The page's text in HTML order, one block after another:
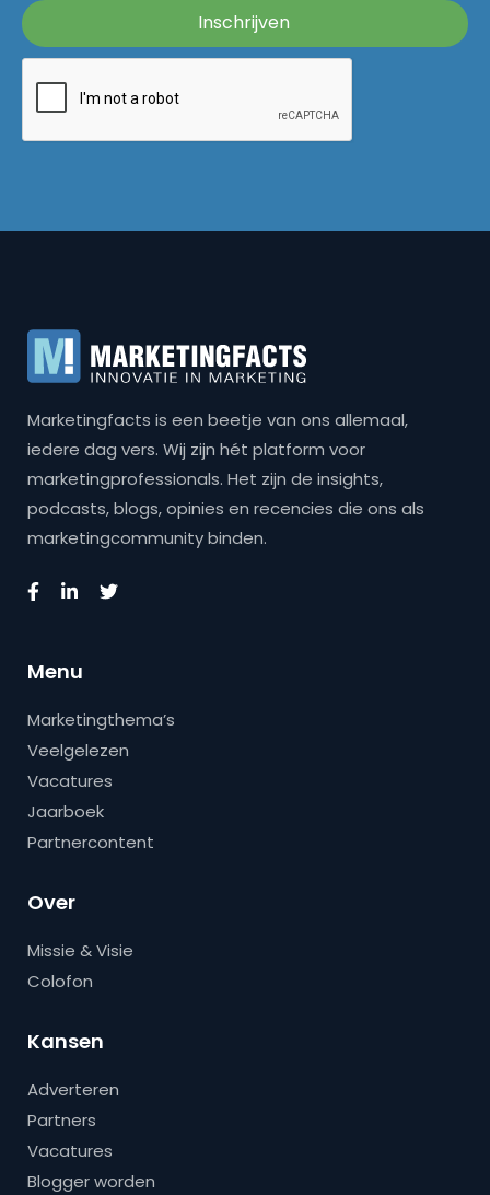
Marketingfacts is een beetje van ons allemaal,
iedere dag vers. Wij zijn hét platform voor
marketingprofessionals. Het zijn de insights,
podcasts, blogs, opinies en recencies die ons als
marketingcommunity binden.
Menu
Marketingthema’s
Veelgelezen
Vacatures
Jaarboek
Partnercontent
Over
Missie & Visie
Colofon
Kansen
Adverteren
Partners
Vacatures
Blogger worden